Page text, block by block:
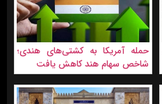
حمله آمریکا به کشتی‌های هندی؛
شاخص سهام هند کاهش یافت